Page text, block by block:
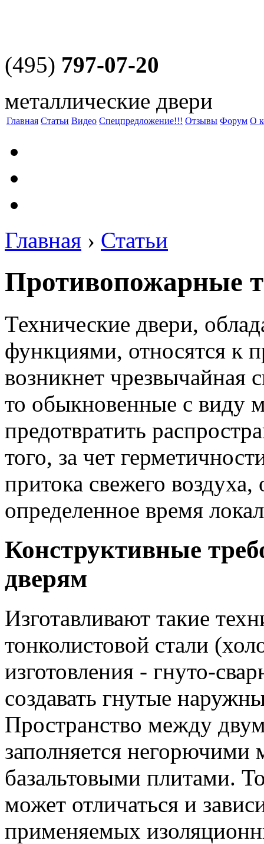
(495) 797-07-20
металлические двери
Главная Статьи Видео Спецпредложение!!! Отзывы Форум О
Главная › Статьи
Противопожарные
Технические двери,
функциями, относятся к
возникнет чрезвычайная
то обыкновенные с виду
предотвратить
того, за чет
притока свежего воздуха,
определенное время
Конструктивные
дверям
Изготавливают такие
тонколистовой стали
изготовления - гнуто-
создавать гнутые
Пространство между
заполняется
базальтовыми плитами.
может отличаться и
применяемых